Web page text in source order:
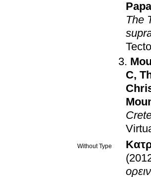
The
C,
Without Type